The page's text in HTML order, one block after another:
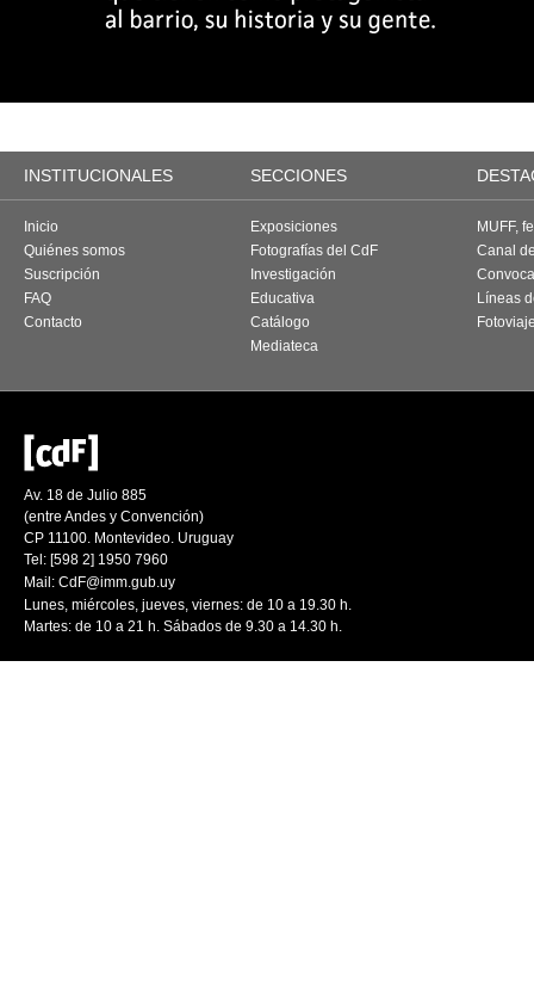
INSTITUCIONALES SECCIONES
Inicio
Quiénes somos
Suscripción
FAQ
Contacto
Exposiciones
Fotografías del CdF
Investigación
Educativa
Catálogo
Mediateca
MUFF,
Canal
Líneas
Av. 18 de Julio 885
(entre Andes y Convención)
CP 11100. Montevideo. Uruguay
Tel: [598 2] 1950 7960
Mail: CdF@imm.gub.uy
Lunes, miércoles, jueves, viernes: de 10 a 19.30 h.
Martes: de 10 a 21 h. Sábados de 9.30 a 14.30 h.